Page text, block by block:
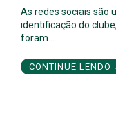
As redes sociais são
identificação do
foram…
CONTINUE LENDO